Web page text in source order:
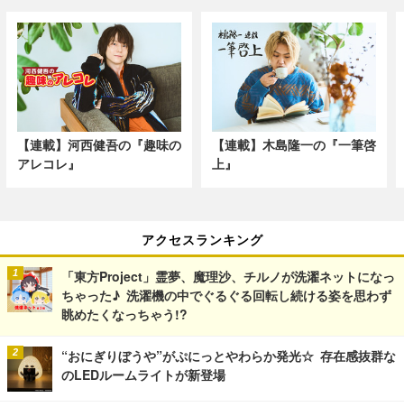
【連載】河西健吾の『趣味の
アレコレ』
【連載】木島隆一の『一筆啓
上』
アクセスランキング
「東方Project」霊夢、魔理沙、チルノが洗濯ネットになっ
ちゃった♪ 洗濯機の中でぐるぐる回転し続ける姿を思わず
眺めたくなっちゃう!?
“おにぎりぼうや”がぷにっとやわらか発光☆ 存在感抜群な
のLEDルームライトが新登場